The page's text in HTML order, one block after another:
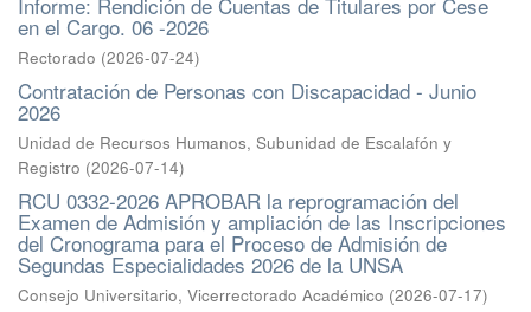
en el Cargo. 06 -2026
Rectorado (2026-07-24)
Contratación de Personas con Discapacidad - Junio
2026
Unidad de Recursos Humanos, Subunidad de Escalafón y
Registro (2026-07-14)
RCU 0332-2026 APROBAR la reprogramación del
Examen de Admisión y ampliación de las Inscripciones
del Cronograma para el Proceso de Admisión de
Segundas Especialidades 2026 de la UNSA
Consejo Universitario, Vicerrectorado Académico (2026-07-17)